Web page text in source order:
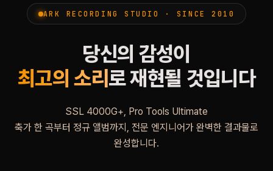
ARK RECORDING STUDIO · SINCE 2010
당신의 감성이
최고의 소리 로 재현될 것입니다
SSL 4000G+, Pro Tools Ultimate
축가 한 곡부터 정규 앨범까지, 전문 엔지니어가 완벽한 결과물로
완성합니다.